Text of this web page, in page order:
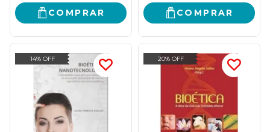
COMPRAR COMPRAR
14% OFF 20% OFF